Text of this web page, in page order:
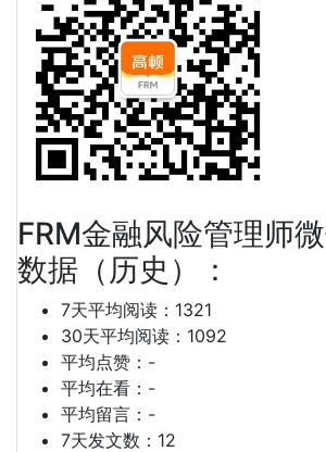
FRM金融风险管理师
数据（历史）：
7天平均阅读：1321
30天平均阅读：1092
平均点赞：-
平均在看：-
平均留言：-
7天发文数：12